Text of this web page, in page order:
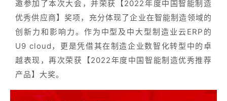
邀参加了本次大会，并荣获
【2022年度中国智能制造
优秀供应商】 奖项，充分体现了企业在智能制造领域的
创新力和影响力。作为中型及中大型制造业云ERP的
U9 cloud，更是凭借其在制造企业数智化转型中的卓
越表现，再次荣获
【2022年度中国智能制造优秀推荐
产品】 大奖。